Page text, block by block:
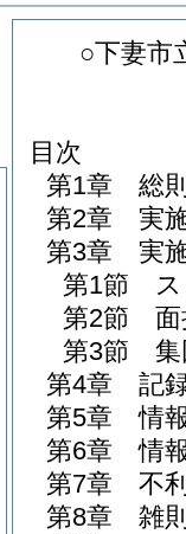
○下妻市
目次
第1章
総
第2章
実
第3章
実
第1節
第2節
第3節
第4章
記
第5章
情
第6章
情
第7章
不
第8章
雑